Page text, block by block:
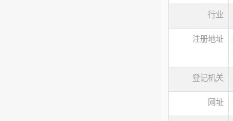
行业
注册地址
登记机关
网址